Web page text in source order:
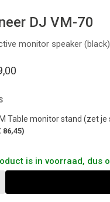
DJ VM-70
monitor speaker (black)
Table monitor stand (zet
86,45)
is in voorraad, dus